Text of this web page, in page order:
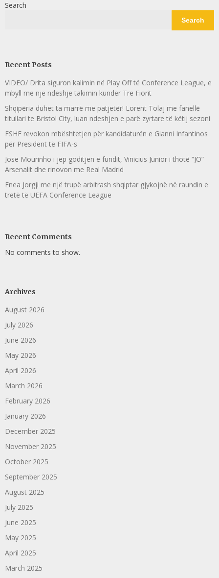
Search
Search
Recent Posts
VIDEO/ Drita siguron kalimin në Play Off të Conference League, e
mbyll me një ndeshje takimin kundër Tre Fiorit
Shqipëria duhet ta marrë me patjetër! Lorent Tolaj me fanellë
titullari te Bristol City, luan ndeshjen e parë zyrtare të këtij sezoni
FSHF revokon mbështetjen për kandidaturën e Gianni Infantinos
për President të FIFA-s
Jose Mourinho i jep goditjen e fundit, Vinicius Junior i thotë “JO”
Arsenalit dhe rinovon me Real Madrid
Enea Jorgji me një trupë arbitrash shqiptar gjykojnë në raundin e
tretë të UEFA Conference League
Recent Comments
No comments to show.
Archives
August 2026
July 2026
June 2026
May 2026
April 2026
March 2026
February 2026
January 2026
December 2025
November 2025
October 2025
September 2025
August 2025
July 2025
June 2025
May 2025
April 2025
March 2025